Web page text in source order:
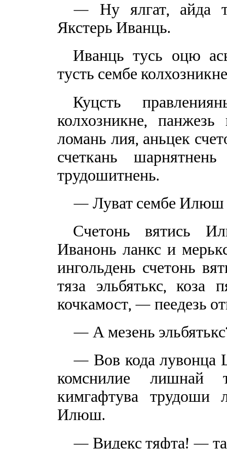
— Ну ялгат, айда
Якстерь Иванць.
Иванць тусь оцю
тусть сембе
Куцсть
колхозникне,
ломань лия, аньцек
счеткань
трудошитнень.
— Луват сембе Илюш
Счетонь вятись
Иванонь ланкс и
ингольдень счетонь
тяза эльбятькс, коза
кочкамост, — пеедезь
— А мезень
— Вов кода лувонца
комснилие лишнай
кимгафтува трудоши
Илюш.
— Видекс тяфта! —